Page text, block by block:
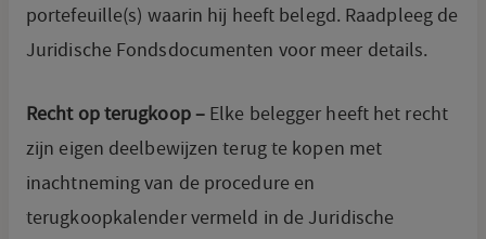
portefeuille(s) waarin hij heeft belegd. Raadpleeg de
Juridische Fondsdocumenten voor meer details.
Recht op terugkoop – Elke belegger heeft het recht
zijn eigen deelbewijzen terug te kopen met
inachtneming van de procedure en
terugkoopkalender vermeld in de Juridische